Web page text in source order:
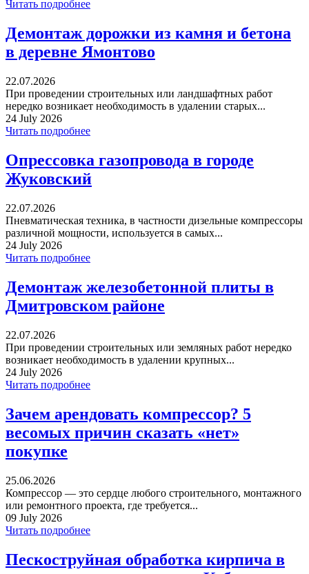
Читать подробнее
Демонтаж дорожки из камня и бетона
в деревне Ямонтово
22.07.2026
При проведении строительных или ландшафтных работ
нередко возникает необходимость в удалении старых...
24 July 2026
Читать подробнее
Опрессовка газопровода в городе
Жуковский
22.07.2026
Пневматическая техника, в частности дизельные компрессоры
различной мощности, используется в самых...
24 July 2026
Читать подробнее
Демонтаж железобетонной плиты в
Дмитровском районе
22.07.2026
При проведении строительных или земляных работ нередко
возникает необходимость в удалении крупных...
24 July 2026
Читать подробнее
Зачем арендовать компрессор? 5
весомых причин сказать «нет»
покупке
25.06.2026
Компрессор — это сердце любого строительного, монтажного
или ремонтного проекта, где требуется...
09 July 2026
Читать подробнее
Пескоструйная обработка кирпича в